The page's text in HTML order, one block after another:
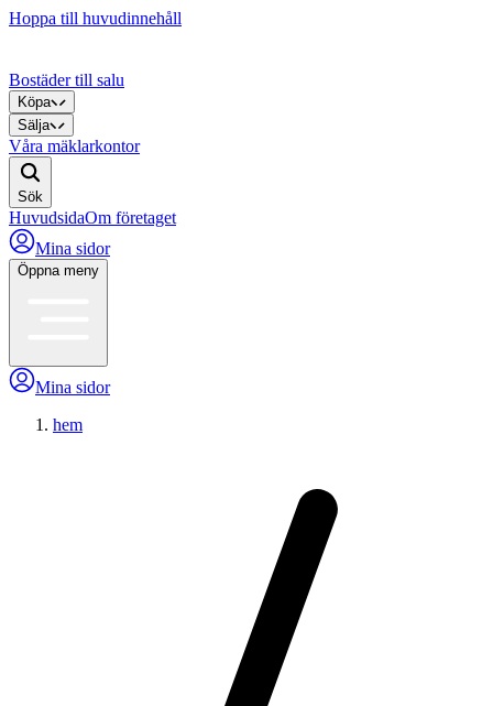
Hoppa till huvudinnehåll
Bostäder till salu
Köpa
Sälja
Våra mäklarkontor
Sök
HuvudsidaOm företaget
Mina sidor
Öppna meny
Mina sidor
hem